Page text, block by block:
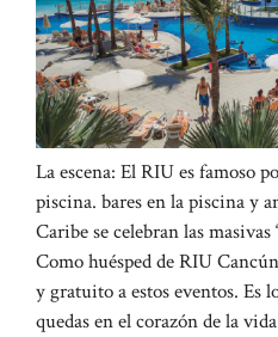
La escena: El RIU es famoso
piscina. bares en la piscina y
Caribe se celebran las
Como huésped de RIU
y gratuito a estos eventos. Es
quedas en el corazón de la